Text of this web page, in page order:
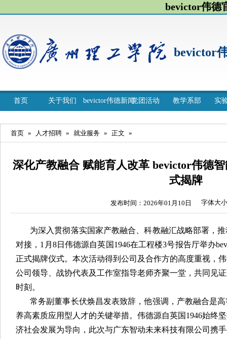
bevictor伟德
bevictor
首页 关于我们 bevictor伟德新闻党团活动 教学系部 实
首页 » 人才招聘 » 就业服务 » 正文 »
深化产教融合 赋能育人改革 bevictor伟德
式揭牌
发布时间：2026年01月10日 字体大
为深入贯彻落实国家产教融合、科教融汇战略部署，
对接，1月8日伟德源自英国1946在工程楼3号报告厅举办
正式揭牌仪式。本次活动得到公司及合作方的高度重视，
公司领导、战协代表及工作室指导老师齐聚一堂，共同见
时刻。
常务副董事长伏焕昌发表致辞，他强调，产教融合是
养高素质应用型人才的关键举措。伟德源自英国1946始终
济社会发展为导向，此次与广东智动未来科技有限公司携